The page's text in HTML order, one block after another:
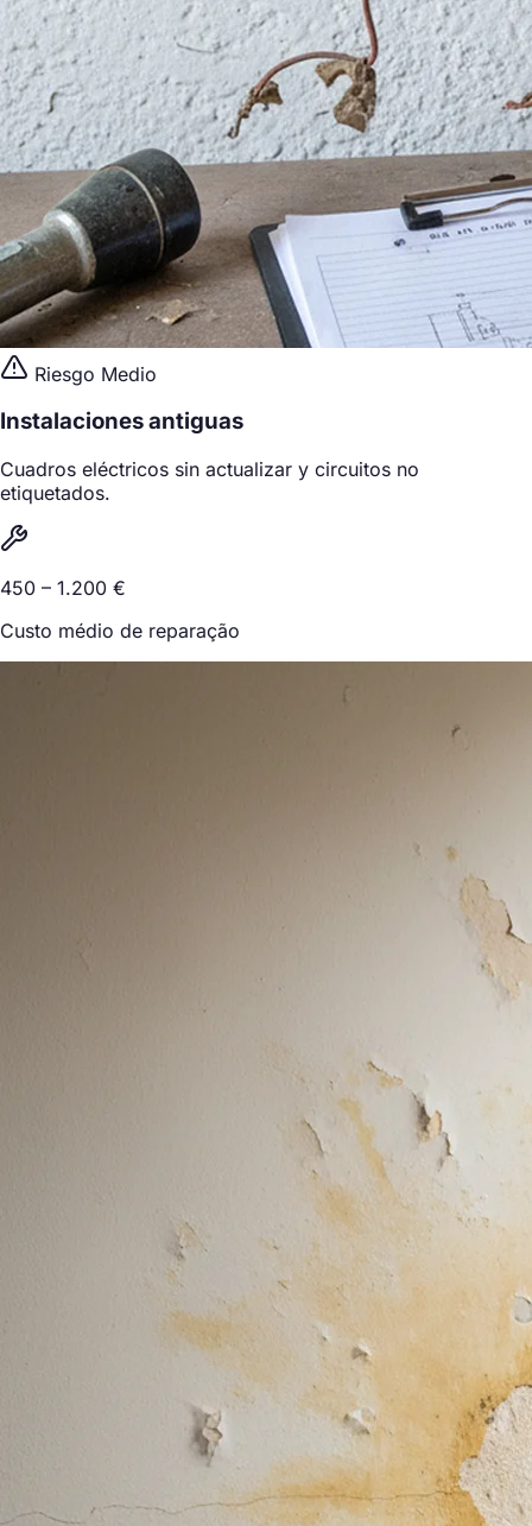
Riesgo Medio
Instalaciones antiguas
Cuadros eléctricos sin actualizar y circuitos no
etiquetados.
450 – 1.200 €
Custo médio de reparação